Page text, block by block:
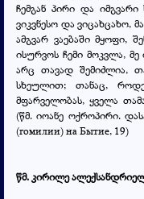
ჩემგან პირი და
ვიკვნესო და ვიცახცახო,
ამგვარ ვაებაში მყოფი,
ისურვოს ჩემი მოკვლა,
არც თავად შემიძლია,
სხეულით; თანაც,
მფარველობას, ყველა
(წმ. იოანე ოქროპირი.
(гомилии) на Бытие, 19)
წმ. კირილე